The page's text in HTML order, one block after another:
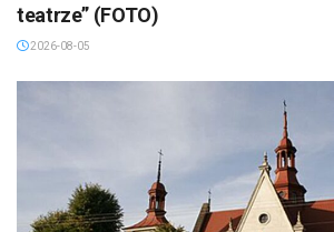
teatrze” (FOTO)
2026-08-05